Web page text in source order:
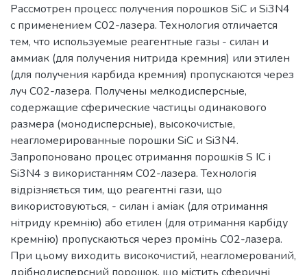
Рассмотрен процесс получения порошков SiC и Si3N4
с применением С02-лазера. Технология отличается
тем, что используемые реагентные газы - силан и
аммиак (для получения нитрида кремния) или этилен
(для получения карбида кремния) пропускаются через
луч С02-лазера. Получены мелкодисперсные,
содержащие сферические частицы одинакового
размера (монодисперсные), высокочистые,
неагломерированные порошки SiC и Si3N4.
Запропоновано процес отримання порошків S ІС і
Si3N4 з використанням С02-лазера. Технологія
відрізняється тим, що реагентні гази, що
використовуються, - силан і аміак (для отримання
нітриду кремнію) або етилен (для отримання карбіду
кремнію) пропускаються через промінь С02-лазера.
При цьому виходить високочистий, неагломерований,